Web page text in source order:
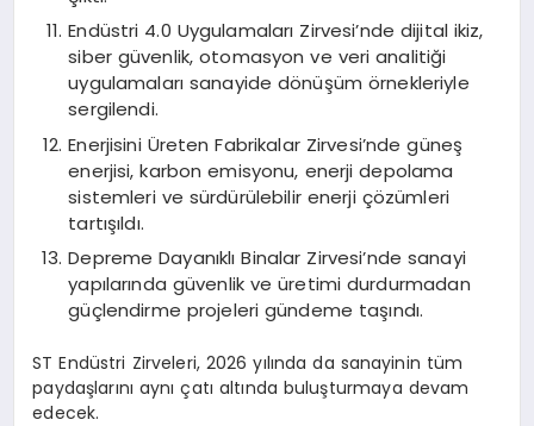
Endüstri 4.0 Uygulamaları Zirvesi’nde dijital ikiz,
siber güvenlik, otomasyon ve veri analitiği
uygulamaları sanayide dönüşüm örnekleriyle
sergilendi.
Enerjisini Üreten Fabrikalar Zirvesi’nde güneş
enerjisi, karbon emisyonu, enerji depolama
sistemleri ve sürdürülebilir enerji çözümleri
tartışıldı.
Depreme Dayanıklı Binalar Zirvesi’nde sanayi
yapılarında güvenlik ve üretimi durdurmadan
güçlendirme projeleri gündeme taşındı.
ST Endüstri Zirveleri, 2026 yılında da sanayinin tüm
paydaşlarını aynı çatı altında buluşturmaya devam
edecek.